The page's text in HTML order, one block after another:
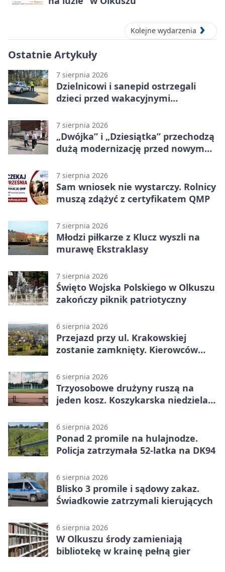
Kolejne wydarzenia
Ostatnie Artykuły
7 sierpnia 2026
Dzielnicowi i sanepid ostrzegali
dzieci przed wakacyjnymi
7 sierpnia 2026
„Dwójka” i „Dziesiątka” przechodzą
dużą modernizację przed nowym
7 sierpnia 2026
Sam wniosek nie wystarczy. Rolnicy
muszą zdążyć z certyfikatem QMP
7 sierpnia 2026
Młodzi piłkarze z Klucz wyszli na
murawę Ekstraklasy
7 sierpnia 2026
Święto Wojska Polskiego w Olkuszu
zakończy piknik patriotyczny
6 sierpnia 2026
Przejazd przy ul. Krakowskiej
zostanie zamknięty. Kierowców
6 sierpnia 2026
Trzyosobowe drużyny ruszą na
jeden kosz. Koszykarska niedziela
6 sierpnia 2026
Ponad 2 promile na hulajnodze.
Policja zatrzymała 52-latka na DK94
6 sierpnia 2026
Blisko 3 promile i sądowy zakaz.
Świadkowie zatrzymali kierujących
6 sierpnia 2026
W Olkuszu środy zamieniają
bibliotekę w krainę pełną gier